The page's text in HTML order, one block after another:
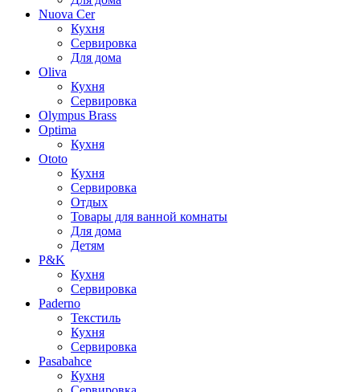
Nuova Cer
Кухня
Сервировка
Для дома
Oliva
Кухня
Сервировка
Olympus Brass
Optima
Кухня
Ototo
Кухня
Сервировка
Отдых
Товары для ванной комнаты
Для дома
Детям
P&K
Кухня
Сервировка
Paderno
Текстиль
Кухня
Сервировка
Pasabahce
Кухня